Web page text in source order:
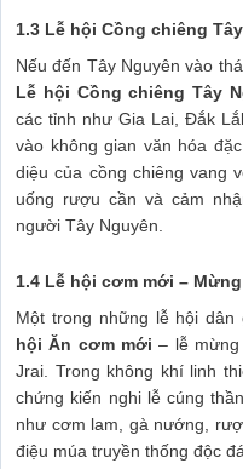
1.3 Lễ hội Cồng chiêng
Nếu đến Tây Nguyên vào
Lễ hội Cồng chiêng Tây
các tỉnh như Gia Lai, Đắk
vào không gian văn hóa
diệu của cồng chiêng vang
uống rượu cần và cảm
người Tây Nguyên.
1.4 Lễ hội cơm mới –
Một trong những lễ hội dân
hội Ăn cơm mới – lễ mừng
Jrai. Trong không khí linh
chứng kiến nghi lễ cúng
như cơm lam, gà nướng,
điệu múa truyền thống độc